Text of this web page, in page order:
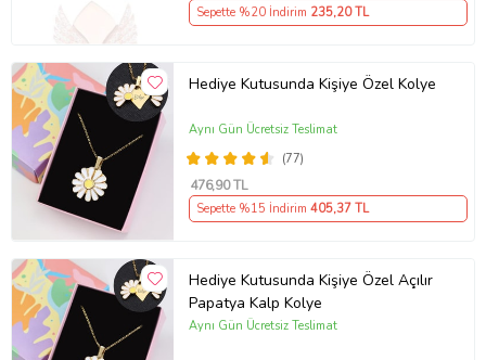
Sepette %20 İndirim 235,20 TL
Hediye Kutusunda Kişiye Özel Kolye
(77)
Aynı Gün Ücretsiz Teslimat
476,90 TL
Sepette %15 İndirim 405,37 TL
Hediye Kutusunda Kişiye Özel Açılır
Papatya Kalp Kolye
Aynı Gün Ücretsiz Teslimat